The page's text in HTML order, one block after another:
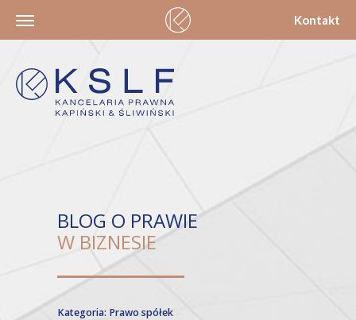
Kontakt
BLOG O PRAWIE
W BIZNESIE
Kategoria: Prawo spółek